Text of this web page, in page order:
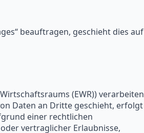
beauftragen, geschieht dies auf
(EWR)) verarbeiten
Daten an Dritte geschieht, erfolgt
einer rechtlichen
vertraglicher Erlaubnisse,